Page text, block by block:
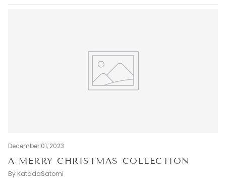
December 01, 2023
A MERRY CHRISTMAS COLLECTION
By KatadaSatomi